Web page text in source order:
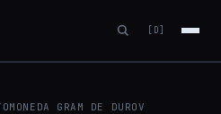
[D]
GRAM DE DUROV